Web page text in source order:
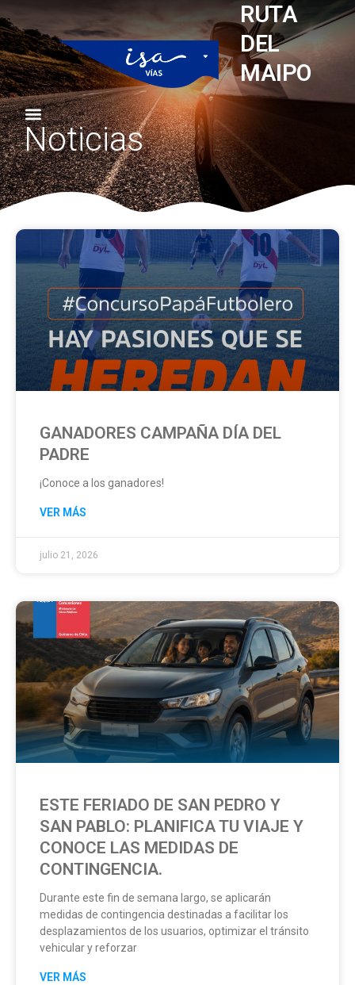
RUTA
DEL
MAIPO
Noticias
GANADORES CAMPAÑA DÍA DEL
PADRE
¡Conoce a los ganadores!
VER MÁS
julio 21, 2026
ESTE FERIADO DE SAN PEDRO Y
SAN PABLO: PLANIFICA TU VIAJE Y
CONOCE LAS MEDIDAS DE
CONTINGENCIA.
Durante este fin de semana largo, se aplicarán
medidas de contingencia destinadas a facilitar los
desplazamientos de los usuarios, optimizar el tránsito
vehicular y reforzar
VER MÁS